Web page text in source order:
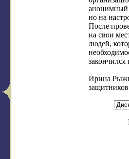
анонимный
но на
После
на свои
людей,
Ирина